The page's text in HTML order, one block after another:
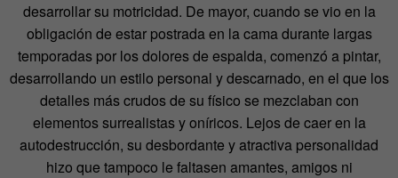
desarrollar su motricidad. De mayor, cuando se vio en la
obligación de estar postrada en la cama durante largas
temporadas por los dolores de espalda, comenzó a pintar,
desarrollando un estilo personal y descarnado, en el que los
detalles más crudos de su físico se mezclaban con
elementos surrealistas y oníricos. Lejos de caer en la
autodestrucción, su desbordante y atractiva personalidad
hizo que tampoco le faltasen amantes, amigos ni